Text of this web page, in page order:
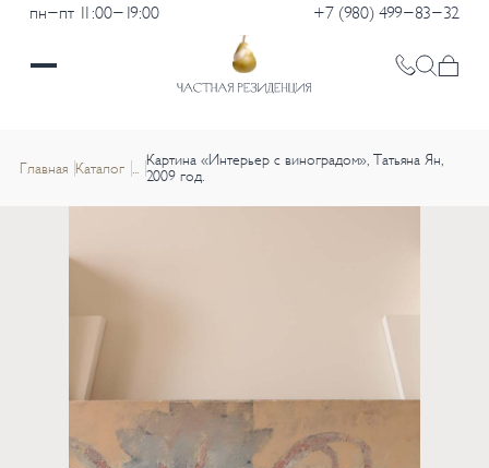
пн-пт 11:00-19:00 +7 (980) 499-83-32
Главная Каталог
Картина «Интерьер с виноградом», Татьяна Ян,
2009 год.